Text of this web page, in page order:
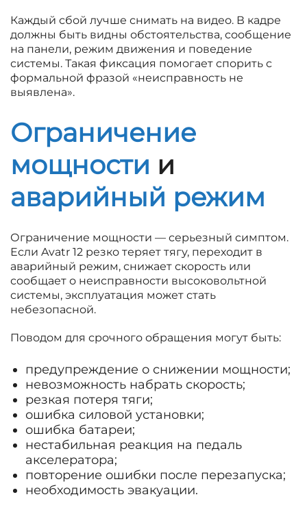
Каждый сбой лучше снимать на видео. В кадре
должны быть видны обстоятельства, сообщение
на панели, режим движения и поведение
системы. Такая фиксация помогает спорить с
формальной фразой «неисправность не
выявлена».
Ограничение
мощности и
аварийный режим
Ограничение мощности — серьезный симптом.
Если Avatr 12 резко теряет тягу, переходит в
аварийный режим, снижает скорость или
сообщает о неисправности высоковольтной
системы, эксплуатация может стать
небезопасной.
Поводом для срочного обращения могут быть:
предупреждение о снижении мощности;
невозможность набрать скорость;
резкая потеря тяги;
ошибка силовой установки;
ошибка батареи;
нестабильная реакция на педаль
акселератора;
повторение ошибки после перезапуска;
необходимость эвакуации.